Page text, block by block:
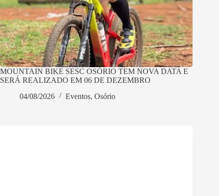
MOUNTAIN BIKE SESC OSÓRIO TEM NOVA DATA E
SERÁ REALIZADO EM 06 DE DEZEMBRO
04/08/2026
Eventos, Osório